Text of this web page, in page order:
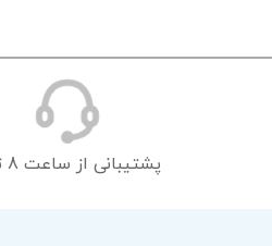
پشتیبانی از ساعت 8 تا 19